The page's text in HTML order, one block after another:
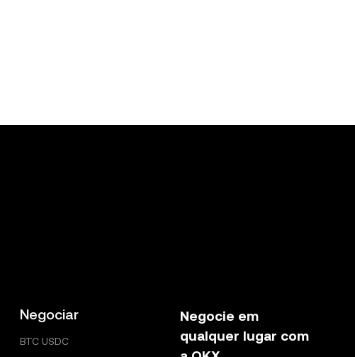
Negociar
BTC USDC
Negocie em
qualquer lugar com